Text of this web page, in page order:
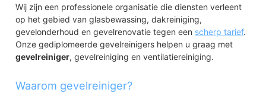
Wij zijn een professionele organisatie die diensten verleent
op het gebied van glasbewassing, dakreiniging,
gevelonderhoud en gevelrenovatie tegen een scherp tarief.
Onze gediplomeerde gevelreinigers helpen u graag met
gevelreiniger, gevelreiniging en ventilatiereiniging.
Waarom gevelreiniger?